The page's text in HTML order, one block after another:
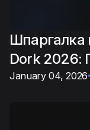
Шпаргалка
Dork 2026:
January 04, 2026